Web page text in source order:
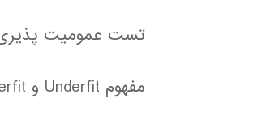
تست عمومیت
مفهوم Underfit و Overfit